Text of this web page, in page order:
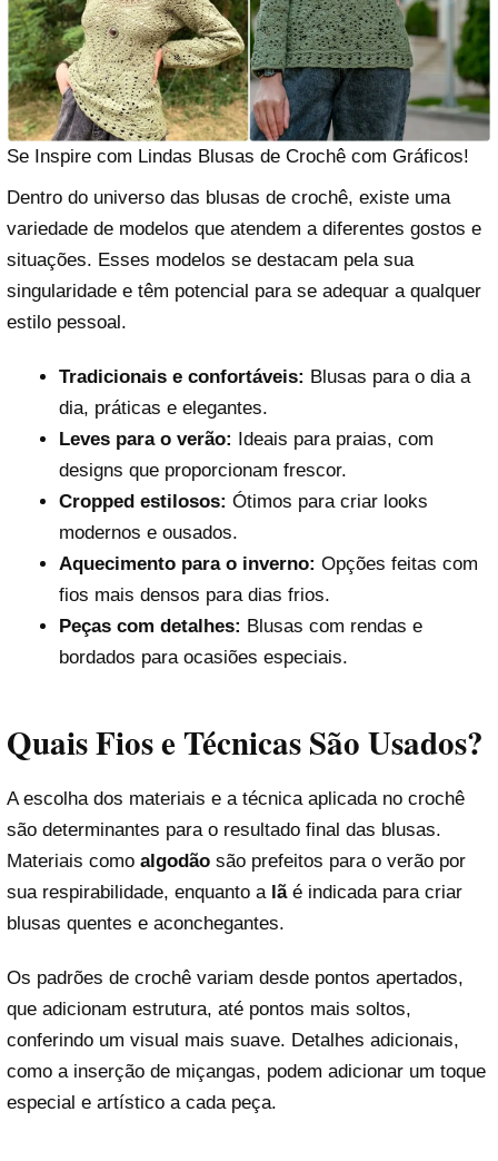
Se Inspire com Lindas Blusas de Crochê com Gráficos!
Dentro do universo das blusas de crochê, existe uma
variedade de modelos que atendem a diferentes gostos e
situações. Esses modelos se destacam pela sua
singularidade e têm potencial para se adequar a qualquer
estilo pessoal.
Tradicionais e confortáveis: Blusas para o dia a
dia, práticas e elegantes.
Leves para o verão: Ideais para praias, com
designs que proporcionam frescor.
Cropped estilosos: Ótimos para criar looks
modernos e ousados.
Aquecimento para o inverno: Opções feitas com
fios mais densos para dias frios.
Peças com detalhes: Blusas com rendas e
bordados para ocasiões especiais.
Quais Fios e Técnicas São Usados?
A escolha dos materiais e a técnica aplicada no crochê
são determinantes para o resultado final das blusas.
Materiais como algodão são prefeitos para o verão por
sua respirabilidade, enquanto a lãé indicada para criar
blusas quentes e aconchegantes.
Os padrões de crochê variam desde pontos apertados,
que adicionam estrutura, até pontos mais soltos,
conferindo um visual mais suave. Detalhes adicionais,
como a inserção de miçangas, podem adicionar um toque
especial e artístico a cada peça.